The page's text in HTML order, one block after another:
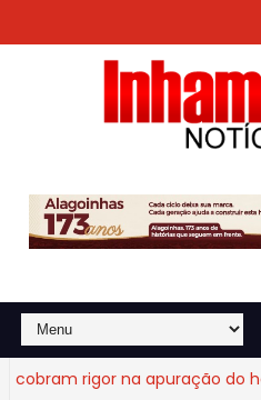
rigor na apuração do